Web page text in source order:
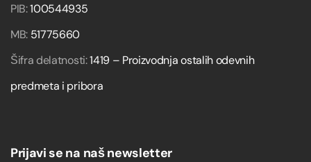
PIB:100544935
MB: 51775660
Šifra delatnosti:1419 – Proizvodnja ostalih odevnih
predmeta i pribora
Prijavi se na naš newsletter